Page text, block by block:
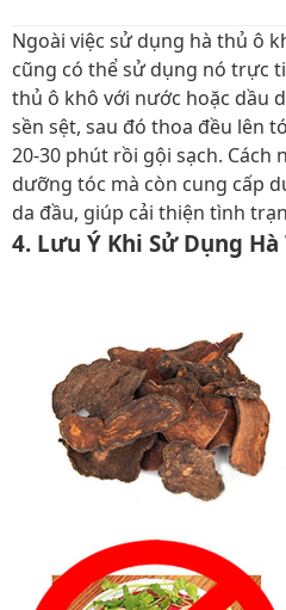
Ngoài việc sử dụng hà thủ ô
cũng có thể sử dụng nó trực
thủ ô khô với nước hoặc dầu
sền sệt, sau đó thoa đều lên
20-30 phút rồi gội sạch. Cách
dưỡng tóc mà còn cung cấp
da đầu, giúp cải thiện tình
4. Lưu Ý Khi Sử Dụng Hà